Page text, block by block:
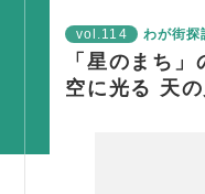
vol.114 わが街探
「星のまち
空に光る 天